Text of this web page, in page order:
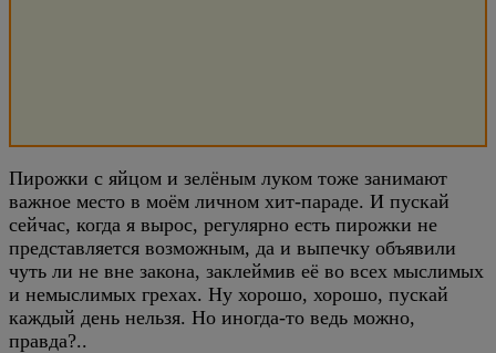
Пирожки с яйцом и зелёным луком тоже занимают
важное место в моём личном хит-параде. И пускай
сейчас, когда я вырос, регулярно есть пирожки не
представляется возможным, да и выпечку объявили
чуть ли не вне закона, заклеймив её во всех мыслимых
и немыслимых грехах. Ну хорошо, хорошо, пускай
каждый день нельзя. Но иногда-то ведь можно,
правда?..